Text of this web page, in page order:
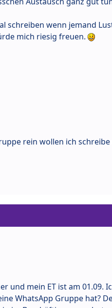
schreiben wenn jemand
mich riesig freuen.
rein wollen ich
und mein ET ist am 01.09.
WhatsApp Gruppe hat?